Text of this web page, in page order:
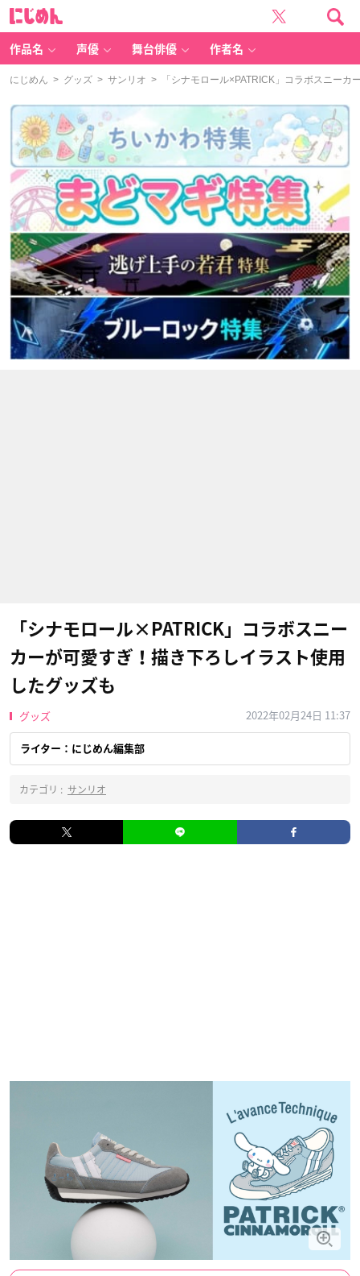
作品名 声優 舞台俳優 作者名
にじめん > グッズ > サンリオ > 「シナモロール×PATRICK」コラボスニーカ
「シナモロール×PATRICK」コラボスニー
カーが可愛すぎ！描き下ろしイラスト使用
したグッズも
グッズ 2022年02月24日 11:37
ライター：にじめん編集部
カテゴリ : サンリオ